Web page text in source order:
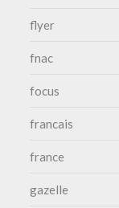
flyer
fnac
focus
francais
france
gazelle